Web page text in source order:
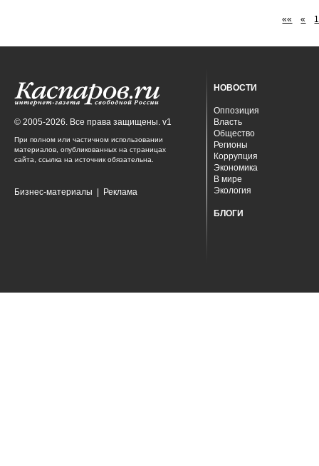
«« « 1
© 2005-2026. Все права защищены. v1
При полном или частичном использовании
материалов, опубликованных на страницах
сайта, ссылка на источник обязательна.
Бизнес-материалы Реклама
НОВОСТИ
Оппозиция
Власть
Общество
Регионы
Коррупция
Экономика
В мире
Экология
БЛОГИ